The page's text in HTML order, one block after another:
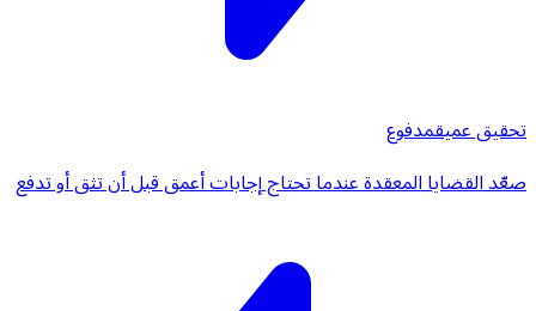
تحقيق عميقمدفوع
صعّد القضايا المعقدة عندما تحتاج إجابات أعمق قبل أن تثق أو تدفع